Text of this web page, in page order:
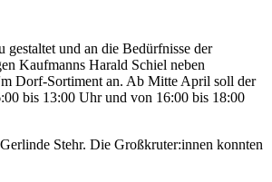
und an die Bedürfnisse der
Kaufmanns Harald Schiel neben
Dorf-Sortiment an. Ab Mitte April soll der
bis 13:00 Uhr und von 16:00 bis 18:00
Stehr. Die Großkruter:innen konnten